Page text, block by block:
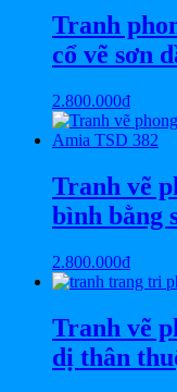
Tranh
cổ vẽ sơn
2.800.000₫
Tranh vẽ
bình bằng
2.800.000₫
Tranh vẽ
dị thân